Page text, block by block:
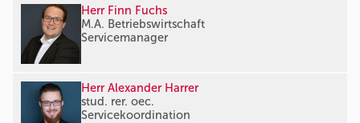
Herr Finn Fuchs
M.A. Betriebswirtschaft
Servicemanager
Herr Alexander Harrer
stud. rer. oec.
Servicekoordination